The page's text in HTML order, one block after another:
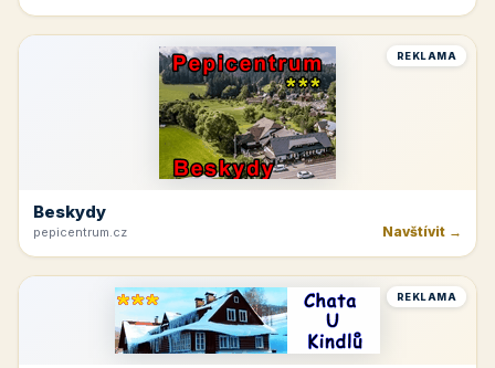
REKLAMA
Beskydy
pepicentrum.cz Navštívit →
REKLAMA